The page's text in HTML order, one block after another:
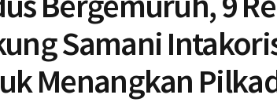
Samani
Menangkan